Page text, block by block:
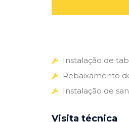
Instalação de
Rebaixamento
Instalação de
Visita técnica